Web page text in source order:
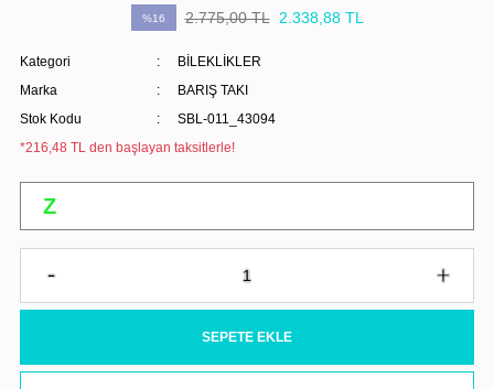
%16 2.775,00 TL 2.338,88 TL
Kategori
BİLEKLİKLER
Marka
BARIŞ TAKI
Stok Kodu
SBL-011_43094
*216,48 TL den başlayan taksitlerle!
SEPETE EKLE